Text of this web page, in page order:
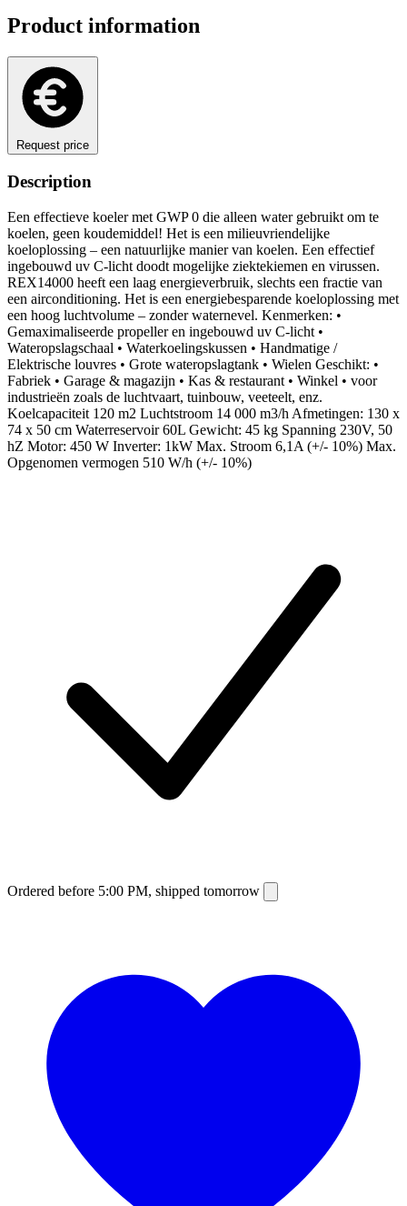
Product information
Request price
Description
Een effectieve koeler met GWP 0 die alleen water gebruikt om te
koelen, geen koudemiddel! Het is een milieuvriendelijke
koeloplossing – een natuurlijke manier van koelen. Een effectief
ingebouwd uv C-licht doodt mogelijke ziektekiemen en virussen.
REX14000 heeft een laag energieverbruik, slechts een fractie van
een airconditioning. Het is een energiebesparende koeloplossing met
een hoog luchtvolume – zonder waternevel. Kenmerken: •
Gemaximaliseerde propeller en ingebouwd uv C-licht •
Wateropslagschaal • Waterkoelingskussen • Handmatige /
Elektrische louvres • Grote wateropslagtank • Wielen Geschikt: •
Fabriek • Garage & magazijn • Kas & restaurant • Winkel • voor
industrieën zoals de luchtvaart, tuinbouw, veeteelt, enz.
Koelcapaciteit 120 m2 Luchtstroom 14 000 m3/h Afmetingen: 130 x
74 x 50 cm Waterreservoir 60L Gewicht: 45 kg Spanning 230V, 50
hZ Motor: 450 W Inverter: 1kW Max. Stroom 6,1A (+/- 10%) Max.
Opgenomen vermogen 510 W/h (+/- 10%)
Ordered before 5:00 PM, shipped tomorrow